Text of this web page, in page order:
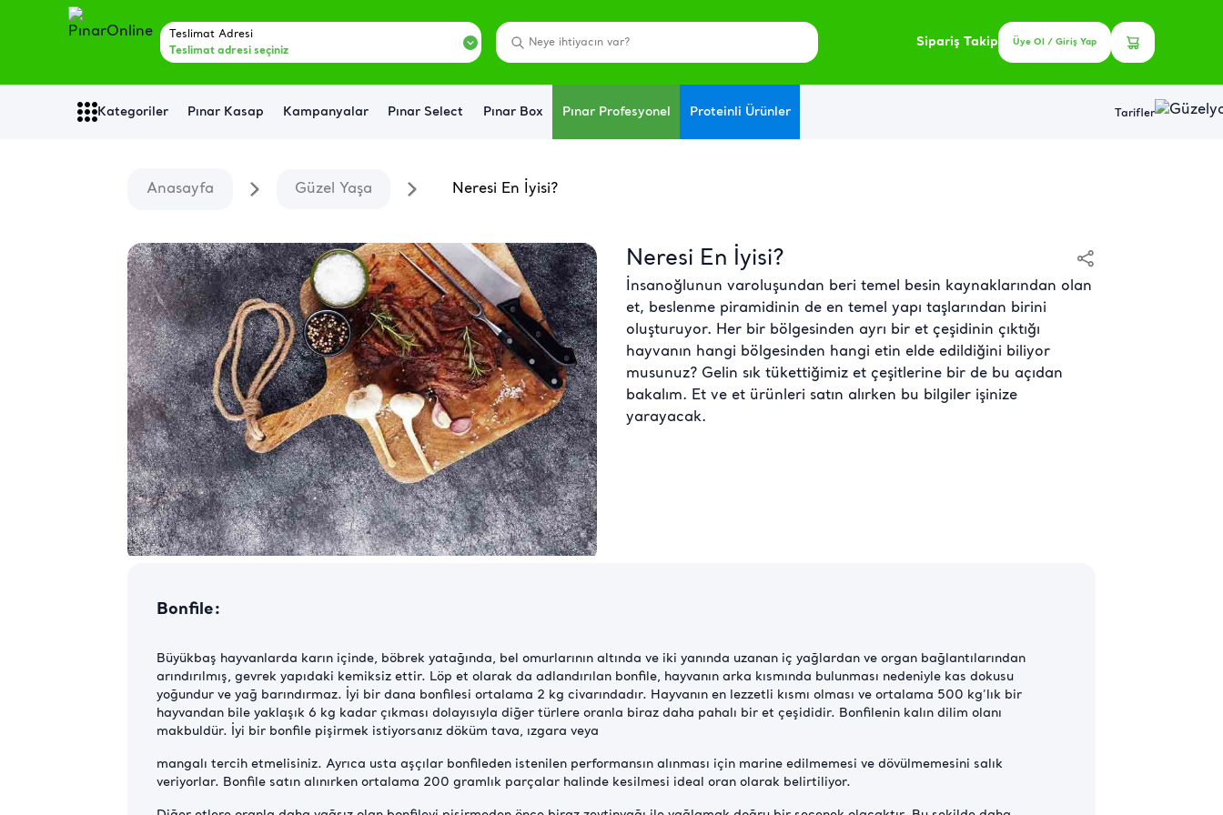
Teslimat Adresi
Teslimat adresi seçiniz
Sipariş Takip Üye Ol / Giriş Yap
Kategoriler Pınar Kasap Kampanyalar Pınar Select Pınar Box Pınar Profesyonel Proteinli Ürünler Tarifler
Anasayfa Güzel Yaşa Neresi En İyisi?
Neresi En İyisi?
İnsanoğlunun varoluşundan beri temel besin kaynaklarından olan
et, beslenme piramidinin de en temel yapı taşlarından birini
oluşturuyor. Her bir bölgesinden ayrı bir et çeşidinin çıktığı
hayvanın hangi bölgesinden hangi etin elde edildiğini biliyor
musunuz? Gelin sık tükettiğimiz et çeşitlerine bir de bu açıdan
bakalım. Et ve et ürünleri satın alırken bu bilgiler işinize
yarayacak.
Bonfile:
Büyükbaş hayvanlarda karın içinde, böbrek yatağında, bel omurlarının altında ve iki yanında uzanan iç yağlardan ve organ bağlantılarından
arındırılmış, gevrek yapıdaki kemiksiz ettir. Löp et olarak da adlandırılan bonfile, hayvanın arka kısmında bulunması nedeniyle kas dokusu
yoğundur ve yağ barındırmaz. İyi bir dana bonfilesi ortalama 2 kg civarındadır. Hayvanın en lezzetli kısmı olması ve ortalama 500 kg’lık bir
hayvandan bile yaklaşık 6 kg kadar çıkması dolayısıyla diğer türlere oranla biraz daha pahalı bir et çeşididir. Bonfilenin kalın dilim olanı
makbuldür. İyi bir bonfile pişirmek istiyorsanız döküm tava, ızgara veya
mangalı tercih etmelisiniz. Ayrıca usta aşçılar bonfileden istenilen performansın alınması için marine edilmemesi ve dövülmemesini salık
veriyorlar. Bonfile satın alınırken ortalama 200 gramlık parçalar halinde kesilmesi ideal oran olarak belirtiliyor.